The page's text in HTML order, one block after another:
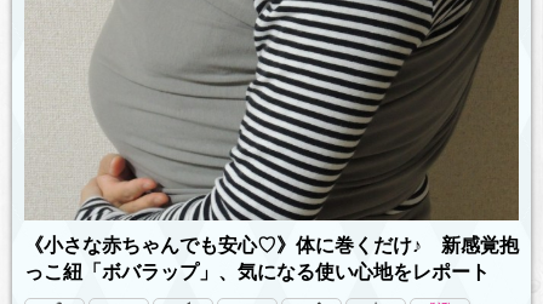
《小さな赤ちゃんでも安心♡》体に巻くだけ♪ 新感覚抱
っこ紐「ボバラップ」、気になる使い心地をレポート